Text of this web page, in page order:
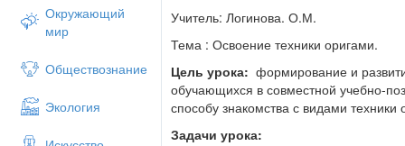
Окружающий
мир
Обществознание
Экология
Учитель: Логинова. О.М.
Тема : Освоение техники оригами.
Цель урока: формирование и
обучающихся в совместной учебно-
способу знакомства с видами техники
Задачи урока: